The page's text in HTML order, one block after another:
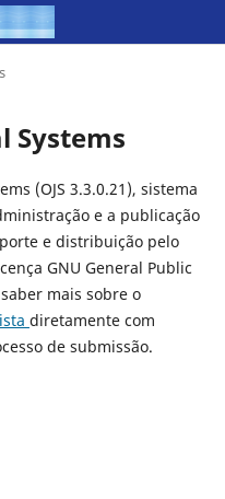
Systems
(OJS 3.3.0.21), sistema
e a publicação
e distribuição pelo
GNU General Public
mais sobre o
diretamente com
de submissão.